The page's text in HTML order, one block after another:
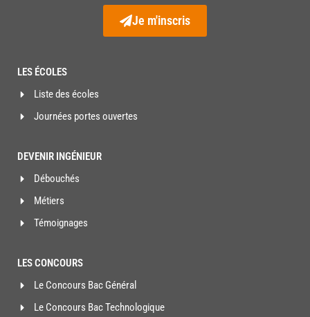
Je m'inscris
LES ÉCOLES
Liste des écoles
Journées portes ouvertes
DEVENIR INGÉNIEUR
Débouchés
Métiers
Témoignages
LES CONCOURS
Le Concours Bac Général
Le Concours Bac Technologique